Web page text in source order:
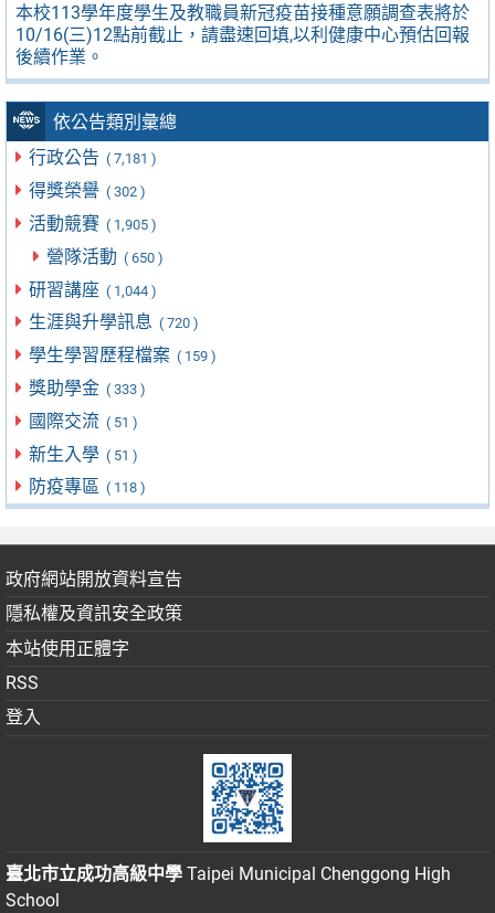
本校113學年度學生及教職員新冠疫苗接種意願調查表將於
10/16(三)12點前截止，請盡速回填,以利健康中心預估回報
後續作業。
依公告類別彙總
行政公告 ( 7,181 )
得獎榮譽 ( 302 )
活動競賽 ( 1,905 )
營隊活動 ( 650 )
研習講座 ( 1,044 )
生涯與升學訊息 ( 720 )
學生學習歷程檔案 ( 159 )
獎助學金 ( 333 )
國際交流 ( 51 )
新生入學 ( 51 )
防疫專區 ( 118 )
政府網站開放資料宣告
隱私權及資訊安全政策
本站使用正體字
RSS
登入
臺北市立成功高級中學 Taipei Municipal Chenggong High
School